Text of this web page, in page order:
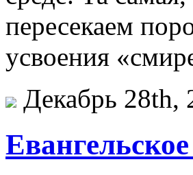
пересекаем
усвоения
Декабрь 28th,